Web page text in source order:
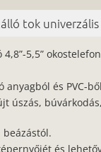
tok univerzális
5,5”
anyagból és PVC-
úszás,
beázástól.
és